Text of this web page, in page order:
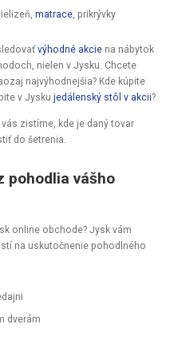
matrace, prikrývky
výhodné akcie na nábytok
nielen v Jysku. Chcete
najvýhodnejšia? Kde kúpite
v Jysku jedálenský stôl v akcii?
vás zistíme, kde je daný tovar
do šetrenia.
pohodlia vášho
online obchode? Jysk vám
na uskutočnenie pohodlného
dverám